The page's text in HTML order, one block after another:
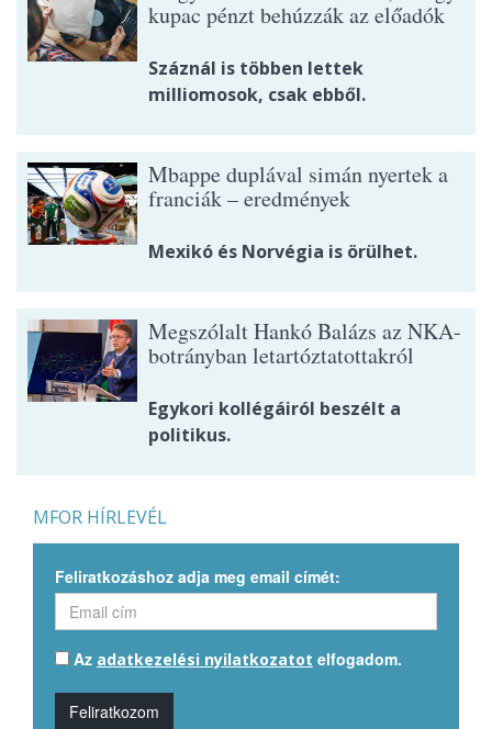
kupac pénzt behúzzák az előadók
Száznál is többen lettek
milliomosok, csak ebből.
Mbappe duplával simán nyertek a
franciák – eredmények
Mexikó és Norvégia is örülhet.
Megszólalt Hankó Balázs az NKA-
botrányban letartóztatottakról
Egykori kollégáiról beszélt a
politikus.
MFOR HÍRLEVÉL
Feliratkozáshoz adja meg email címét:
Az adatkezelési nyilatkozatot elfogadom.
Feliratkozom